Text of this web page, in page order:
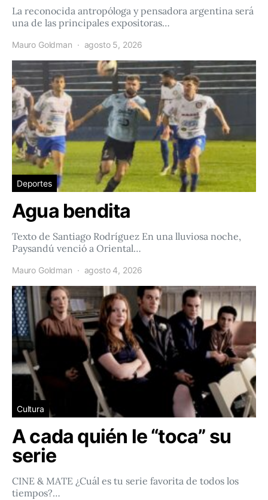
La reconocida antropóloga y pensadora argentina será
una de las principales expositoras…
Mauro Goldman agosto 5, 2026
Deportes
Agua bendita
Texto de Santiago Rodríguez En una lluviosa noche,
Paysandú venció a Oriental…
Mauro Goldman agosto 4, 2026
Cultura
A cada quién le “toca” su
serie
CINE & MATE ¿Cuál es tu serie favorita de todos los
tiempos?…